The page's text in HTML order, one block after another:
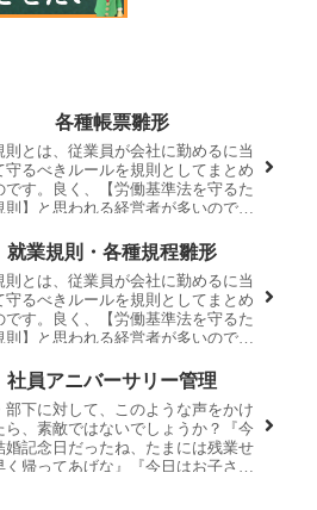
各種帳票雛形
則とは、従業員が会社に勤めるに当
守るべきルールを規則としてまとめ
です。良く、【労働基準法を守るた
則】と思われる経営者が多いのです
ならないのですが、その上で規則す
るルールの取...
就業規則・各種規程雛形
則とは、従業員が会社に勤めるに当
守るべきルールを規則としてまとめ
です。良く、【労働基準法を守るた
則】と思われる経営者が多いのです
ならないのですが、その上で規則す
るルールの取...
社員アニバーサリー管理
部下に対して、このような声をかけ
ら、素敵ではないでしょうか？『今
婚記念日だったね、たまには残業せ
く帰ってあげな』『今日はお子さん